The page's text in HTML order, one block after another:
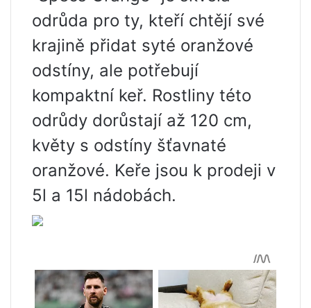
odrůda pro ty, kteří chtějí své
krajině přidat syté oranžové
odstíny, ale potřebují
kompaktní keř. Rostliny této
odrůdy dorůstají až 120 cm,
květy s odstíny šťavnaté
oranžové. Keře jsou k prodeji v
5l a 15l nádobách.